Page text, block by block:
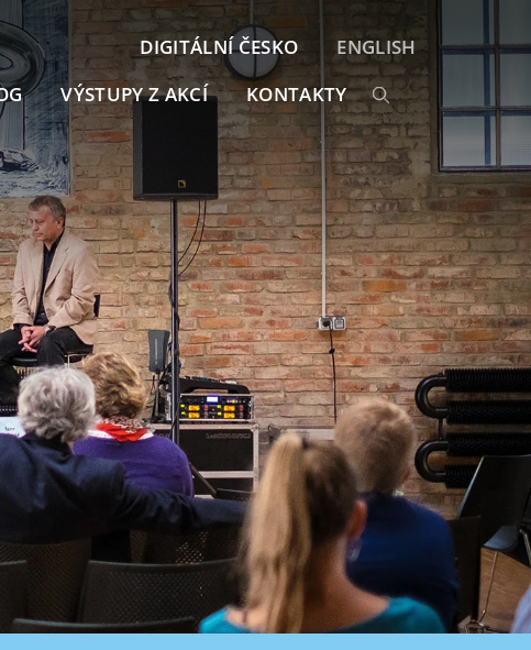
VÝSTUPY Z AKCÍ KONTAKTY
DIGITÁLNÍ ČESKO ENGLISH